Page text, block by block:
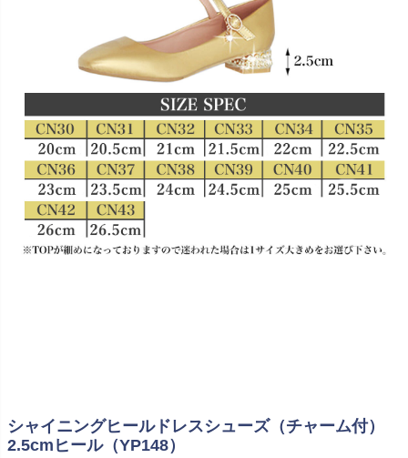
シャイニングヒールドレスシューズ（チャーム付）
2.5cmヒール（YP148）